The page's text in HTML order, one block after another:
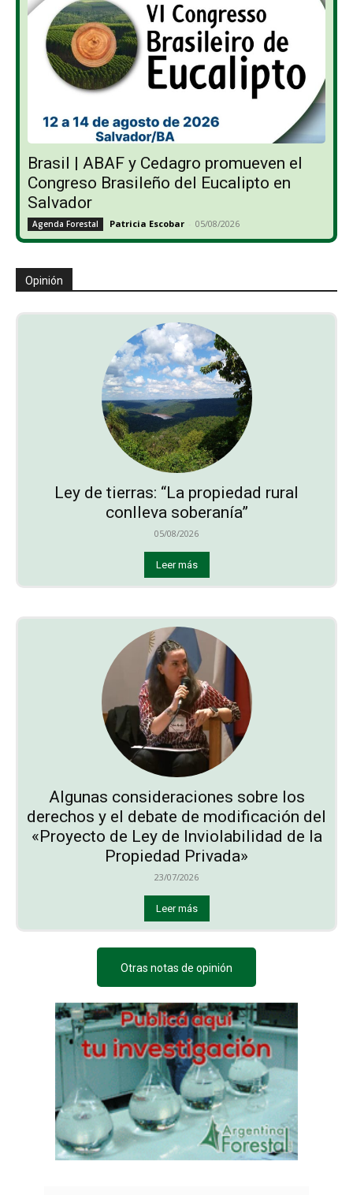
Brasil | ABAF y Cedagro promueven el
Congreso Brasileño del Eucalipto en
Salvador
Agenda Forestal Patricia Escobar - 05/08/2026
Opinión
Ley de tierras: “La propiedad rural
conlleva soberanía”
05/08/2026
Leer más
Algunas consideraciones sobre los
derechos y el debate de modificación del
«Proyecto de Ley de Inviolabilidad de la
Propiedad Privada»
23/07/2026
Leer más
Otras notas de opinión